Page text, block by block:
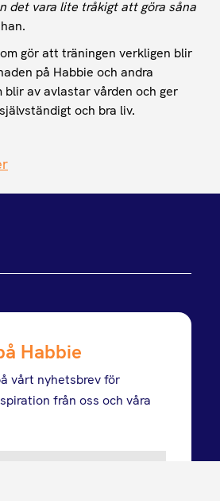
det vara lite tråkigt att göra såna
gör att träningen verkligen blir
på Habbie och andra
blir av avlastar vården och ger
och bra liv.
Habbie
vårt nyhetsbrev för
från oss och våra